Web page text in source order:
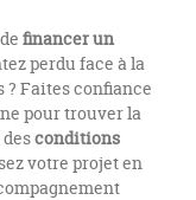
financer un
perdu face à la
? Faites confiance
pour trouver la
conditions
votre projet en